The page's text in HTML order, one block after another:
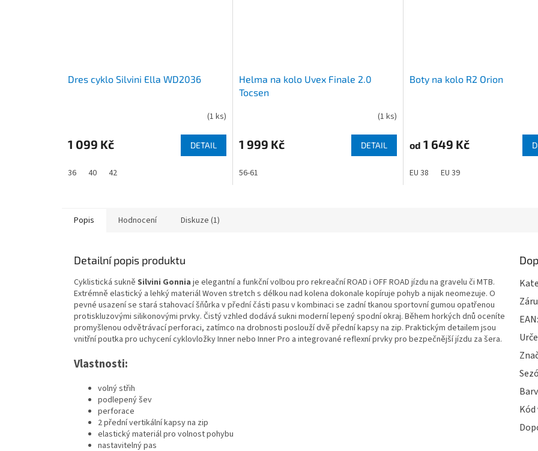
Dres cyklo Silvini Ella WD2036
(1 ks)
1 099 Kč DETAIL
36 40 42
Helma na kolo Uvex Finale 2.0
Tocsen
(1 ks)
1 999 Kč DETAIL
56-61
Boty na kolo R2 Orion
produktu
je
z
od 1 649 Kč
EU 38 EU 39
Popis Hodnocení Diskuze (1)
Detailní popis produktu
Cyklistická sukně Silvini Gonnia je elegantní a funkční volbou pro rekreační ROAD i OFF ROAD jízdu na gravelu či MTB.
Extrémně elastický a lehký materiál Woven stretch s délkou nad kolena dokonale kopíruje pohyb a nijak neomezuje. O
pevné usazení se stará stahovací šňůrka v přední části pasu v kombinaci se zadní tkanou sportovní gumou opatřenou
protiskluzovými silikonovými prvky. Čistý vzhled dodává sukni moderní lepený spodní okraj. Během horkých dnů oceníte
promyšlenou odvětrávací perforaci, zatímco na drobnosti poslouží dvě přední kapsy na zip. Praktickým detailem jsou
vnitřní poutka pro uchycení cyklovložky Inner nebo Inner Pro a integrované reflexní prvky pro bezpečnější jízdu za šera.
Vlastnosti:
volný střih
podlepený šev
perforace
2 přední vertikální kapsy na zip
elastický materiál pro volnost pohybu
nastavitelný pas
EAN